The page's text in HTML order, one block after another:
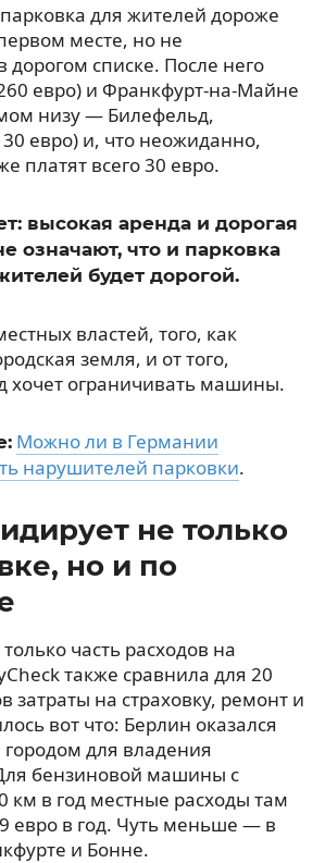
для жителей дороже
месте, но не
дорогом списке. После него
евро) и Франкфурт-на-Майне
низу — Билефельд,
евро) и, что неожиданно,
платят всего 30 евро.
высокая аренда и дорогая
означают, что и парковка
будет дорогой.
властей, того, как
земля, и от того,
хочет ограничивать машины.
Можно ли в Германии
нарушителей парковки.
не только
но и по
часть расходов на
также сравнила для 20
затраты на страховку, ремонт и
вот что: Берлин оказался
для владения
бензиновой машины с
км в год местные расходы там
евро в год. Чуть меньше — в
и Бонне.